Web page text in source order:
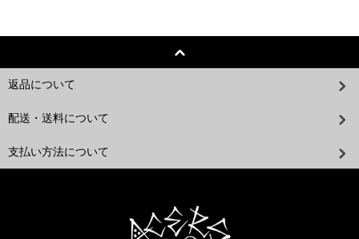
返品について
配送・送料について
支払い方法について